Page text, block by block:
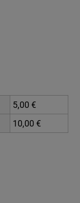
5,00 €
10,00 €